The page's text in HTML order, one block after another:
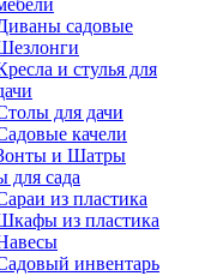
садовые
и стулья для
для дачи
качели
и Шатры
для сада
из пластика
из пластика
инвентарь